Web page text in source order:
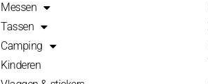
Messen
Tassen
Camping
Kinderen